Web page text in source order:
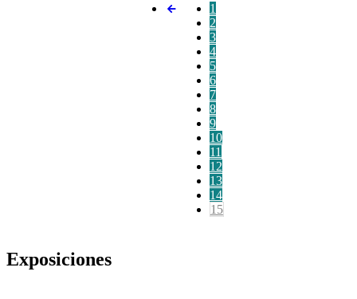
1
2
3
4
5
6
7
8
9
10
11
12
13
14
15
Exposiciones